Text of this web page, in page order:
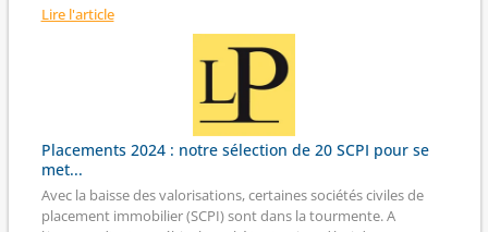
Lire l'article
Placements 2024 : notre sélection de 20 SCPI pour se
met...
Avec la baisse des valorisations, certaines sociétés civiles de
placement immobilier (SCPI) sont dans la tourmente. A